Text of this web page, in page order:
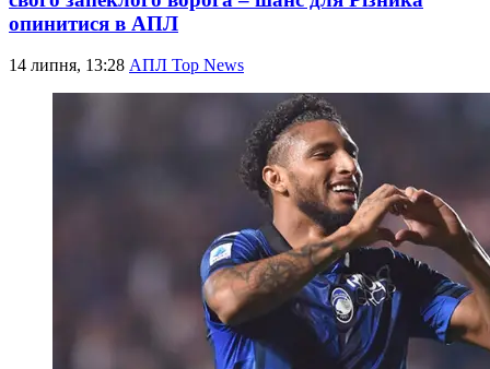
опинитися в АПЛ
14 липня, 13:28 АПЛ Top News